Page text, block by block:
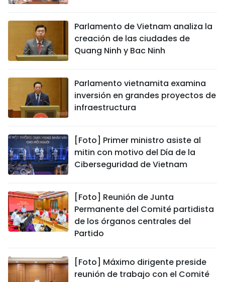
Parlamento de Vietnam analiza la
creación de las ciudades de
Quang Ninh y Bac Ninh
Parlamento vietnamita examina
inversión en grandes proyectos de
infraestructura
[Foto] Primer ministro asiste al
mitin con motivo del Día de la
Ciberseguridad de Vietnam
[Foto] Reunión de Junta
Permanente del Comité partidista
de los órganos centrales del
Partido
[Foto] Máximo dirigente preside
reunión de trabajo con el Comité